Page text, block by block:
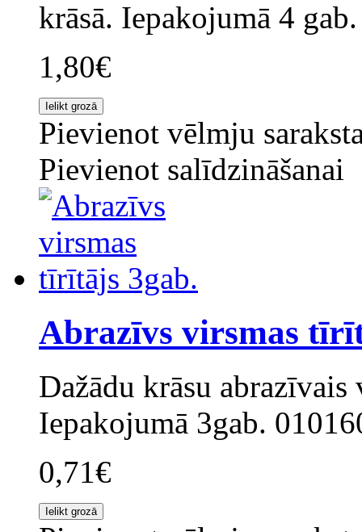
krāsā. Iepakojumā 4
1,80€
Pievienot vēlmju
Pievienot salīdzināšanai
Abrazīvs virsmas
Dažādu krāsu
Iepakojumā 3gab.
0,71€